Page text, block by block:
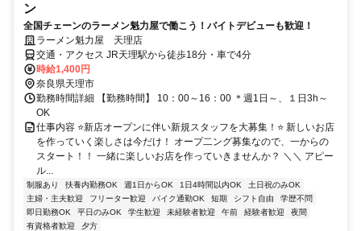
ン
全国チェーンのラーメン魁力屋で働こう！バイトデビューも歓迎！
ラーメン魁力屋 天理店
交通・アクセス JR天理駅から徒歩18分・車で4分
時給1,400円
奈良県天理市
勤務時間詳細 【勤務時間】 10：00～16：00 ＊週1日～、１日3h～
OK
仕事内容 ⭐新店オープンに伴い新規スタッフを大募集！⭐ 新しいお店
を作っていく楽しさは今だけ！ オープ二ング募集なので、一からの
スタート！！ 一緒に楽しいお店を作っていきませんか？ ＼＼ アピー
ル...
制服あり 扶養内勤務OK 週1日からOK 1日4時間以内OK
土日祝のみOK
主婦・主夫歓迎
フリーター歓迎 バイク通勤OK 短期 シフト自由
学歴不問
即日勤務OK
平日のみOK 学生歓迎 未経験者歓迎 午前 経験者歓迎
夜間
有資格者歓迎
夕方